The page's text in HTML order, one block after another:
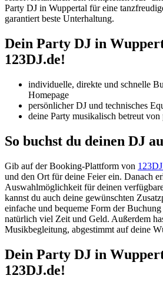
Party DJ in Wuppertal für eine
garantiert beste Unterhaltung.
Dein Party DJ in
123DJ.de!
individuelle, direkte und schnelle
Homepage
persönlicher DJ und technisches
deine Party musikalisch betreut
So buchst du deinen DJ
Gib auf der Booking-Plattform von
und den Ort für deine Feier ein. Danach
Auswahlmöglichkeit für deinen
kannst du auch deine gewünschten
einfache und bequeme Form der
natürlich viel Zeit und Geld. Außerdem
Musikbegleitung, abgestimmt auf deine
Dein Party DJ in
123DJ.de!